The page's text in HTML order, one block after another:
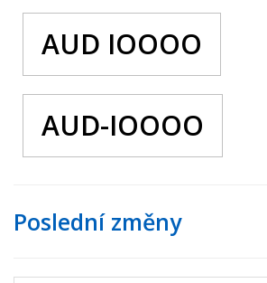
AUD IOOOO
AUD-IOOOO
Poslední změny